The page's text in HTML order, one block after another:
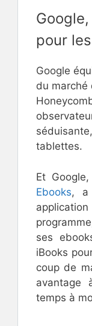
pour
Google
du marché
tablettes.
Et
Ebooks, a
ses
iBooks
coup de
avantage
temps à